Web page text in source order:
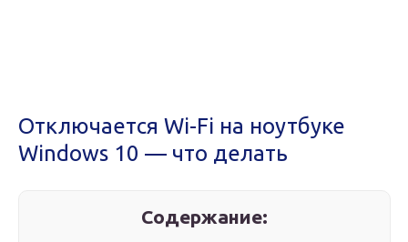
Отключается Wi-Fi на ноутбуке
Windows 10 — что делать
Содержание: